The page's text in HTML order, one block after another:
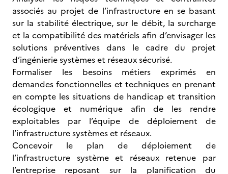
associés au projet de l’infrastructure en se basant
sur la stabilité électrique, sur le débit, la surcharge
et la compatibilité des matériels afin d’envisager les
solutions préventives dans le cadre du projet
d’ingénierie systèmes et réseaux sécurisé.
Formaliser les besoins métiers exprimés en
demandes fonctionnelles et techniques en prenant
en compte les situations de handicap et transition
écologique et numérique afin de les rendre
exploitables par l’équipe de déploiement de
l’infrastructure systèmes et réseaux.
Concevoir le plan de déploiement de
l’infrastructure système et réseaux retenue par
l’entreprise reposant sur la planification du